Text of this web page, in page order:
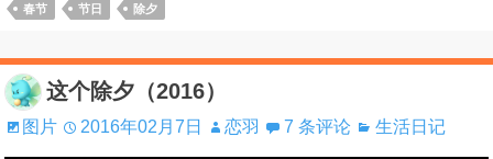
春节 节日 除夕
这个除夕（2016）
图片 2016年02月7日 恋羽 7 条评论 生活日记